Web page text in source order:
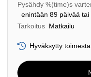
Pysähdy %(time)s
enintään 89 päivää
Tarkoitus Matkailu
Hyväksytty